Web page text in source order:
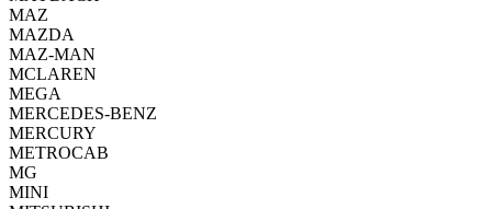
MAZ
MAZDA
MAZ-MAN
MCLAREN
MEGA
MERCEDES-BENZ
MERCURY
METROCAB
MG
MINI